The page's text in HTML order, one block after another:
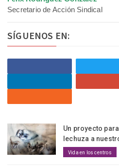
Secretario de Acción Sindical
SÍGUENOS EN:
Un proyecto
lechuza a
Vida en los centros